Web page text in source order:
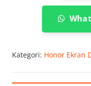
Kategori: Honor Ekran